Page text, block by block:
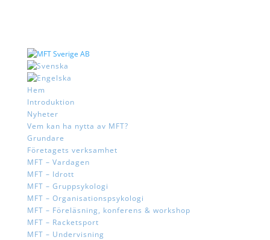
Hem
Introduktion
Nyheter
Vem kan ha nytta av MFT?
Grundare
Företagets verksamhet
MFT – Vardagen
MFT – Idrott
MFT – Gruppsykologi
MFT – Organisationspsykologi
MFT – Föreläsning, konferens & workshop
MFT – Racketsport
MFT – Undervisning